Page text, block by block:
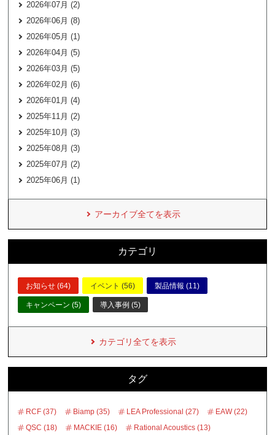
2026年07月 (2)
2026年06月 (8)
2026年05月 (1)
2026年04月 (5)
2026年03月 (5)
2026年02月 (6)
2026年01月 (4)
2025年11月 (2)
2025年10月 (3)
2025年08月 (3)
2025年07月 (2)
2025年06月 (1)
アーカイブ全てを表示
カテゴリ
お知らせ (64) イベント (56) 製品情報 (11)
キャンペーン (5) 導入事例 (5)
カテゴリ全てを表示
タグ
RCF (37) Biamp (35) LEA Professional (27)
EAW (22)
QSC (18)
MACKIE (16)
Rational Acoustics (13)